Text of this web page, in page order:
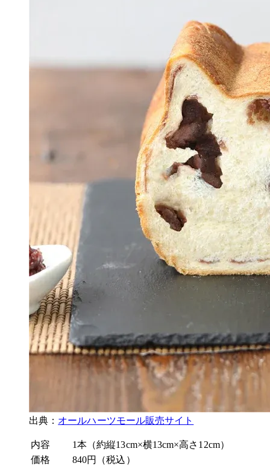
出典： オールハーツモール販売サイト
内容
1本（約縦13cm×横13cm×高さ12cm）
価格
840円（税込）